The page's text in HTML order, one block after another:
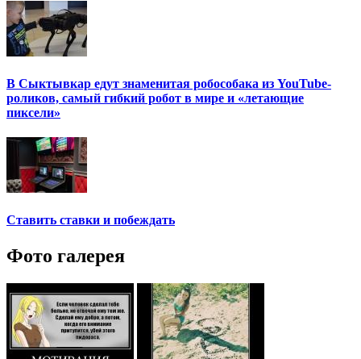
В Сыктывкар едут знаменитая робособака из YouTube-
роликов, самый гибкий робот в мире и «летающие
пиксели»
Ставить ставки и побеждать
Фото галерея